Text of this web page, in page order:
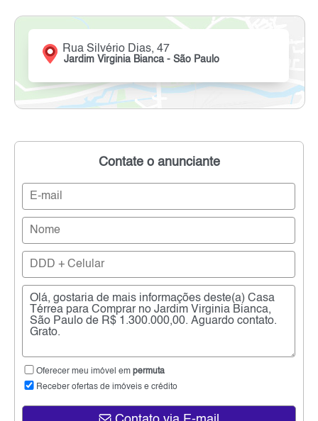
Rua Silvério Dias, 47
Jardim Virginia Bianca - São Paulo
Contate o anunciante
Oferecer meu imóvel em permuta
Receber ofertas de imóveis e crédito